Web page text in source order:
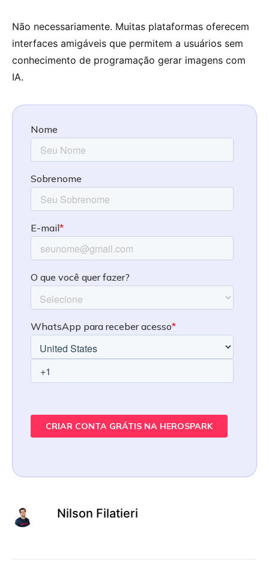
Não necessariamente. Muitas plataformas oferecem
interfaces amigáveis que permitem a usuários sem
conhecimento de programação gerar imagens com
IA.
Nilson Filatieri